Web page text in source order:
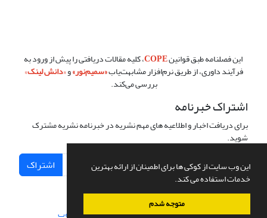
این وب سایت از کوکی ها برای اطمینان از ارائه بهترین
خدمات استفاده می کند.
متوجه شدم
این فصلنامه طبق قوانینCOPE، کلیه مقالات دریافتی را پیش از ورود به
فرآیند داوری، از طریق نرم‌افزار مشابهت‌یاب«سمیم‌نور»و«دانش لینک»
بررسی می‌کند.
اشتراک خبرنامه
برای دریافت اخبار و اطلاعیه های مهم نشریه در خبرنامه نشریه مشترک
شوید.
اشتراک
سامانه مدیریت نشریات علمی.طراحی و پیاده سازی از سیناوب